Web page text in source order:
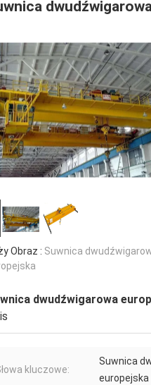
Obraz : Suwnica
dwudźwigarowa
kluczowe:
Suwnica
europejska